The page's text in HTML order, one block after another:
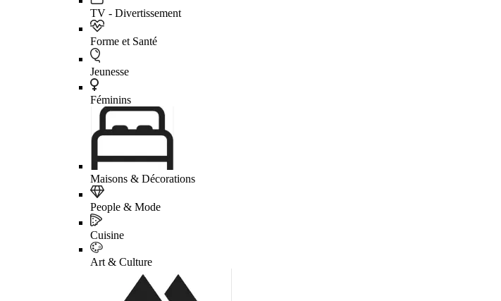
TV - Divertissement
Forme et Santé
Jeunesse
Féminins
Maisons & Décorations
People & Mode
Cuisine
Art & Culture